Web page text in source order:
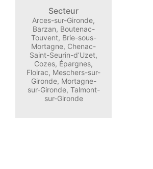
mail
Secteur
Arces-sur-Gironde,
Barzan, Boutenac-
Touvent, Brie-sous-
Mortagne, Chenac-
Saint-Seurin-d’Uzet,
Cozes, Épargnes,
Floirac, Meschers-sur-
Gironde, Mortagne-
sur-Gironde, Talmont-
sur-Gironde